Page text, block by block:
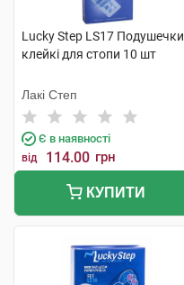
Lucky Step LS17 Подушечки
клейкі для стопи 10 шт
Лакі Степ
Є в наявності
від 114.00 грн
КУПИТИ